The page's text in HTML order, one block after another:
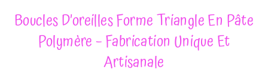
Boucles D’oreilles Forme Triangle En Pâte
Polymère – Fabrication Unique Et
Artisanale